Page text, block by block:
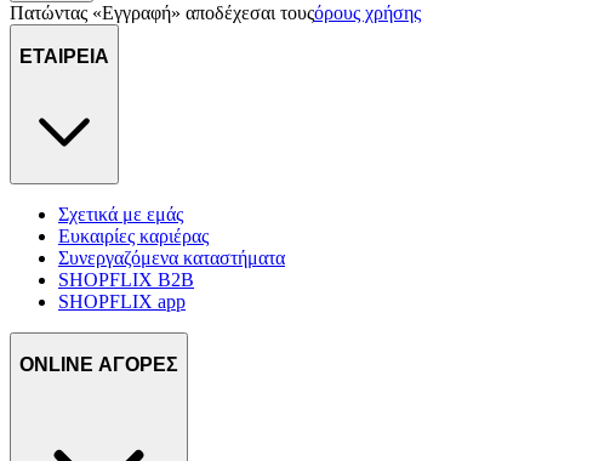
Πατώντας «Εγγραφή» αποδέχεσαι τουςόρους χρήσης
ΕΤΑΙΡΕΙΑ
Σχετικά με εμάς
Ευκαιρίες καριέρας
Συνεργαζόμενα καταστήματα
SHOPFLIX B2B
SHOPFLIX app
ONLINE ΑΓΟΡΕΣ